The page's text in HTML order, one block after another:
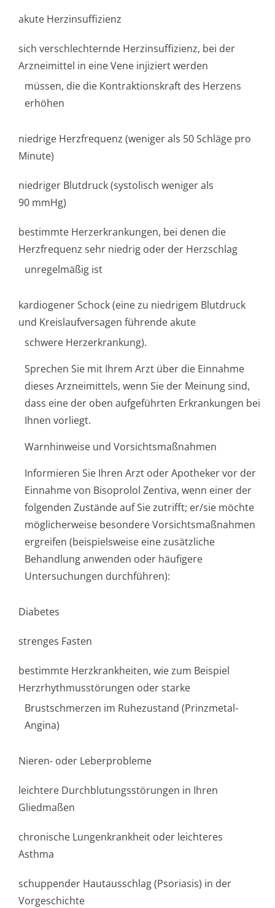
akute Herzinsuffizienz
sich verschlechternde Herzinsuffizienz, bei der
Arzneimittel in eine Vene injiziert werden
müssen, die die Kontraktionskraft des Herzens
erhöhen
niedrige Herzfrequenz (weniger als 50 Schläge pro
Minute)
niedriger Blutdruck (systolisch weniger als
90 mmHg)
bestimmte Herzerkrankungen, bei denen die
Herzfrequenz sehr niedrig oder der Herzschlag
unregelmäßig ist
kardiogener Schock (eine zu niedrigem Blutdruck
und Kreislaufversagen führende akute
schwere Herzerkrankung).
Sprechen Sie mit Ihrem Arzt über die Einnahme
dieses Arzneimittels, wenn Sie der Meinung sind,
dass eine der oben aufgeführten Erkrankungen bei
Ihnen vorliegt.
Warnhinweise und Vorsichtsmaßnahmen
Informieren Sie Ihren Arzt oder Apotheker vor der
Einnahme von Bisoprolol Zentiva, wenn einer der
folgenden Zustände auf Sie zutrifft; er/sie möchte
möglicherweise besondere Vorsichtsmaßnahmen
ergreifen (beispielsweise eine zusätzliche
Behandlung anwenden oder häufigere
Untersuchungen durchführen):
Diabetes
strenges Fasten
bestimmte Herzkrankheiten, wie zum Beispiel
Herzrhythmusstörun­gen oder starke
Brustschmerzen im Ruhezustand (Prinzmetal-
Angina)
Nieren- oder Leberprobleme
leichtere Durchblutungsstörun­gen in Ihren
Gliedmaßen
chronische Lungenkrankheit oder leichteres
Asthma
schuppender Hautausschlag (Psoriasis) in der
Vorgeschichte